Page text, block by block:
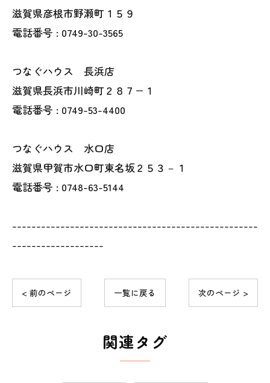
滋賀県彦根市野瀬町１５９
電話番号 : 0749-30-3565
つなぐハウス 長浜店
滋賀県長浜市川崎町２８７−１
電話番号 : 0749-53-4400
つなぐハウス 水口店
滋賀県甲賀市水口町東名坂２５３－１
電話番号 : 0748-63-5144
---------------------------------------------------
-------------------
< 前のページ 一覧に戻る 次のページ >
関連タグ